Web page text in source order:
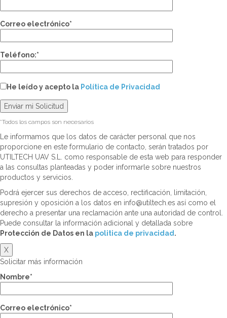
Correo electrónico*
Teléfono:*
He leído y acepto la Política de Privacidad
*Todos los campos son necesarios
Le informamos que los datos de carácter personal que nos
proporcione en este formulario de contacto, serán tratados por
UTILTECH UAV S.L. como responsable de esta web para responder
a las consultas planteadas y poder informarle sobre nuestros
productos y servicios.
Podrá ejercer sus derechos de acceso, rectificación, limitación,
supresión y oposición a los datos en info@utiltech.es así como el
derecho a presentar una reclamación ante una autoridad de control.
Puede consultar la información adicional y detallada sobre
Protección de Datos en la politica de privacidad .
X
Solicitar más información
Nombre*
Correo electrónico*